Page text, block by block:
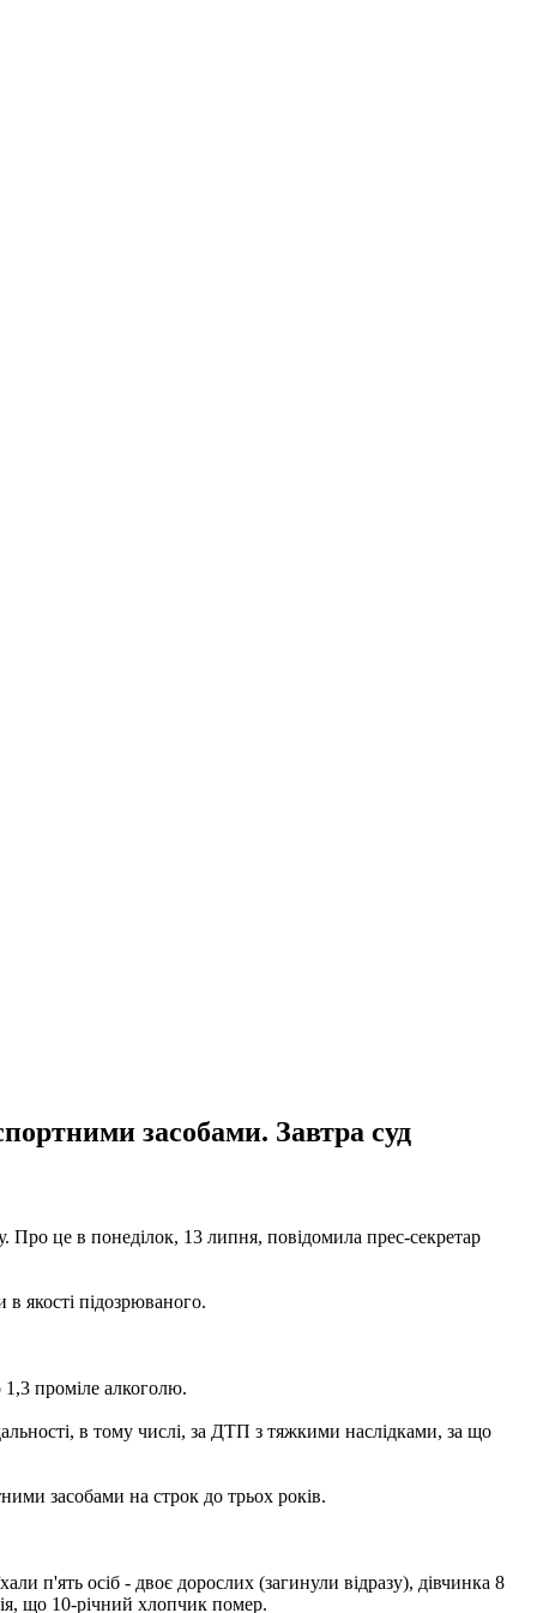
засобами. Завтра суд
Про це в понеділок, 13 липня, повідомила прес-секретар
якості підозрюваного.
1,3 проміле алкоголю.
в тому числі, за ДТП з тяжкими наслідками, за що
засобами на строк до трьох років.
п'ять осіб - двоє дорослих (загинули відразу), дівчинка 8
що 10-річний хлопчик помер.